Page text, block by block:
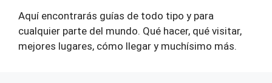
Aquí encontrarás guías de todo tipo y para
cualquier parte del mundo. Qué hacer, qué visitar,
mejores lugares, cómo llegar y muchísimo más.